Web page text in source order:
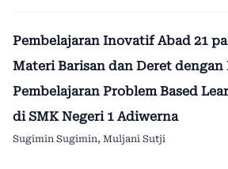
Pembelajaran Inovatif Abad 21
Materi Barisan dan Deret dengan
Pembelajaran Problem Based
di SMK Negeri 1 Adiwerna
Sugimin Sugimin, Muljani Sutji